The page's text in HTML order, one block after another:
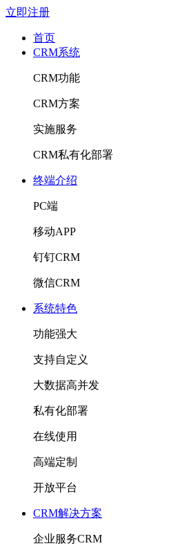
立即注册
首页
CRM系统
CRM功能
CRM方案
实施服务
CRM私有化部署
终端介绍
PC端
移动APP
钉钉CRM
微信CRM
系统特色
功能强大
支持自定义
大数据高并发
私有化部署
在线使用
高端定制
开放平台
CRM解决方案
企业服务CRM